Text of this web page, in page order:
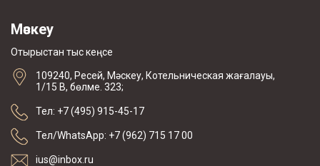
Мәскеу
Отырыстан тыс кеңсе
109240, Ресей, Мәскеу, Котельническая жағалауы,
1/15 В, бөлме. 323;
Тел: +7 (495) 915-45-17
Тел/WhatsApp: +7 (962) 715 17 00
ius@inbox.ru